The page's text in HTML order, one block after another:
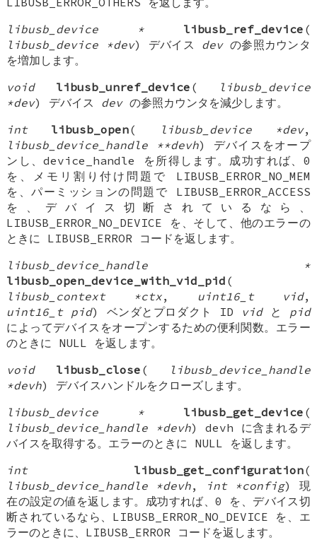
libusb_device *
libusb_ref_device (
libusb_device *dev) デバイス devの参照カウンタ
を増加します。
void
libusb_unref_device (
libusb_device
*dev) デバイス devの参照カウンタを減少します。
int
libusb_open( libusb_device *dev,
libusb_device_handle **devh) デバイスをオープ
ンし、device_handle を所得します。成功すれば、0
を、メモリ割り付け問題で LIBUSB_ERROR_NO_MEM
を、パーミッションの問題で LIBUSB_ERROR_ACCESS
を、デバイス切断されているなら、
LIBUSB_ERROR_NO_DEVICE を、そして、他のエラーの
ときに LIBUSB_ERROR コードを返します。
libusb_device_handle *
libusb_open_device_with_vid_pid (
libusb_context *ctx, uint16_t vid,
uint16_t pid) ベンダとプロダクト ID vidと pid
によってデバイスをオープンするための便利関数。エラー
のときに NULL を返します。
void
libusb_close (
libusb_device_handle
*devh) デバイスハンドルをクローズします。
libusb_device *
libusb_get_device (
libusb_device_handle *devh) devh に含まれるデ
バイスを取得する。エラーのときに NULL を返します。
int
libusb_get_configuration(
libusb_device_handle *devh, int *config) 現
在の設定の値を返します。成功すれば、0 を、デバイス切
断されているなら、LIBUSB_ERROR_NO_DEVICE を、エ
ラーのときに、LIBUSB_ERROR コードを返します。